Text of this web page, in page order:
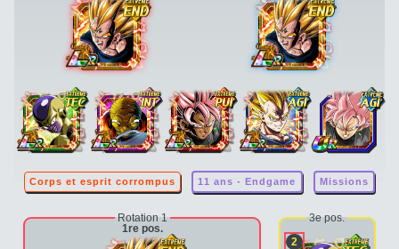
Corps et esprit corrompus 11 ans - Endgame Missions
Rotation 1
1re pos.
3e pos.
2